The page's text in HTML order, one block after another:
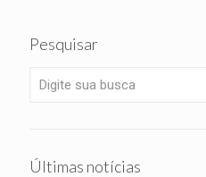
Pesquisar
Últimas notícias